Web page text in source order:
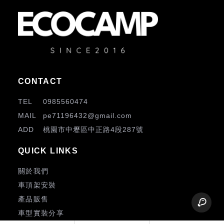
0985560474
pe71196432@gmail.com
桃園市中壢區中正路4段287號
關於我們
車頂架安裝
產品販售
車型實裝分享